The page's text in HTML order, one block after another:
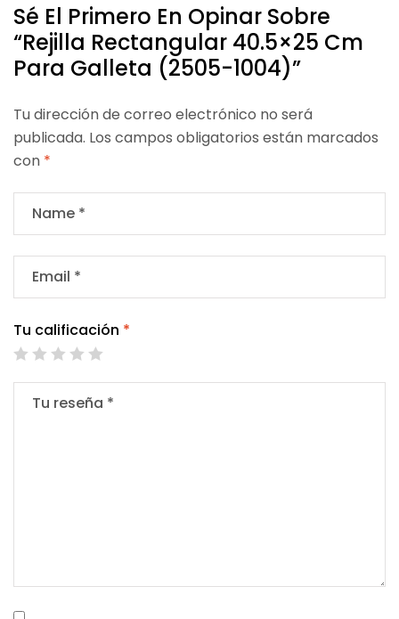
Sé El Primero En Opinar Sobre
“Rejilla Rectangular 40.5×25 Cm
Para Galleta (2505-1004)”
Tu dirección de correo electrónico no será
publicada. Los campos obligatorios están marcados
con *
Tu calificación *